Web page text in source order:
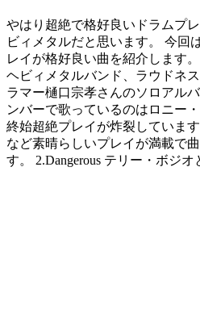
やはり超絶で格好良いドラムプ
ビィメタルだと思います。 今回
レイが格好良い曲を紹介します
ヘビィメタルバンド、ラウドネ
ラマー樋口宗孝さんのソロアル
ンバーで歌っているのはロニー
終始超絶プレイが炸裂していま
など素晴らしいプレイが満載で
す。 2.Dangerous テリー・ボジオ